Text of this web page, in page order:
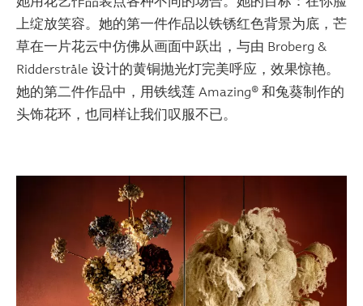
上绽放笑容。她的第一件作品以铁锈红色背景为底，芒
草在一片花云中仿佛从画面中跃出，与由 Broberg &
Ridderstråle 设计的黄铜抛光灯完美呼应，效果惊艳。
她的第二件作品中，用铁线莲 Amazing® 和兔葵制作的
头饰花环，也同样让我们叹服不已。